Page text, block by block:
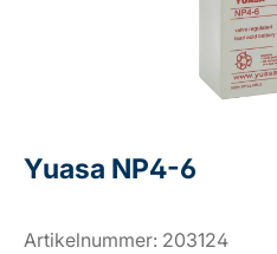
Yuasa NP4-6
Artikelnummer: 203124